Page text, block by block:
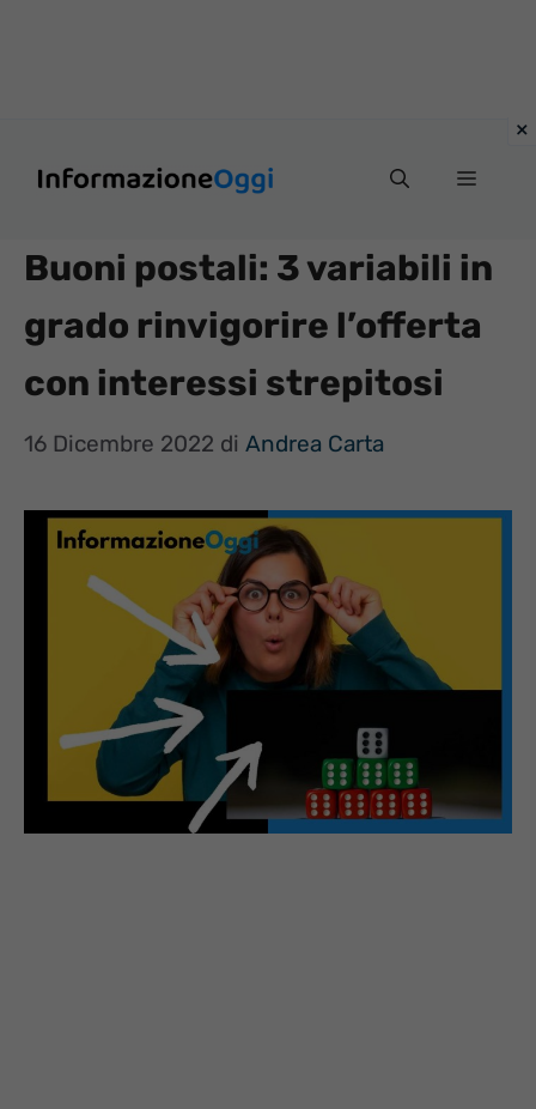
Menu
Buoni postali: 3 variabili in
grado rinvigorire l’offerta
con interessi strepitosi
16 Dicembre 2022 di Andrea Carta